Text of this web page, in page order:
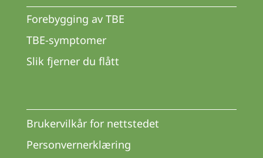
Forebygging av TBE
TBE-symptomer
Slik fjerner du flått
Brukervilkår for nettstedet
Personvernerklæring